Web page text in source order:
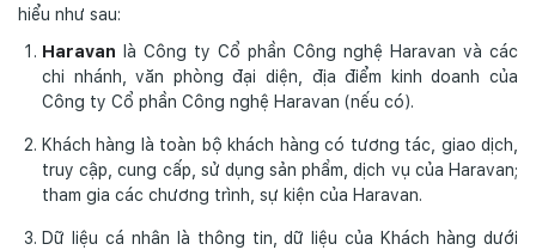
hiểu như sau:
Haravan là Công ty Cổ phần Công nghệ Haravan và các
chi nhánh, văn phòng đại diện, địa điểm kinh doanh của
Công ty Cổ phần Công nghệ Haravan (nếu có).
Khách hàng là toàn bộ khách hàng có tương tác, giao dịch,
truy cập, cung cấp, sử dụng sản phẩm, dịch vụ của Haravan;
tham gia các chương trình, sự kiện của Haravan.
Dữ liệu cá nhân là thông tin, dữ liệu của Khách hàng dưới